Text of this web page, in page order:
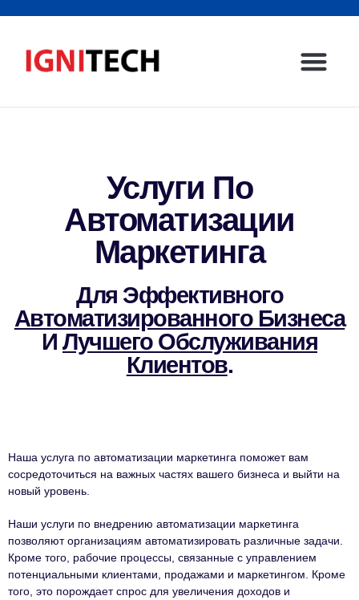
Услуги По
Автоматизации
Маркетинга
Для Эффективного
Автоматизированного Бизнеса
И Лучшего Обслуживания
Клиентов.
Наша услуга по автоматизации маркетинга поможет вам
сосредоточиться на важных частях вашего бизнеса и выйти на
новый уровень.
Наши услуги по внедрению автоматизации маркетинга
позволяют организациям автоматизировать различные задачи.
Кроме того, рабочие процессы, связанные с управлением
потенциальными клиентами, продажами и маркетингом. Кроме
того, это порождает спрос для увеличения доходов и